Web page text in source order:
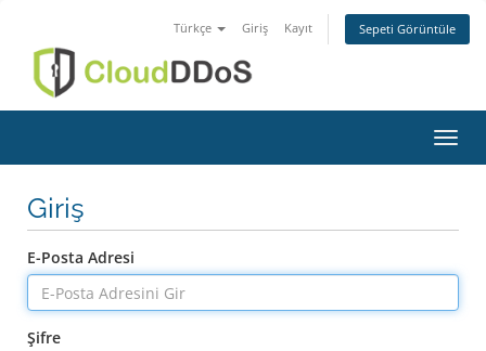
Türkçe Giriş Kayıt Sepeti Görüntüle
Giriş
E-Posta Adresi
Şifre